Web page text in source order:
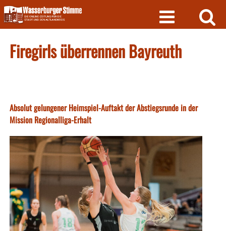
Skip
to
content
Firegirls überrennen Bayreuth
Absolut gelungener Heimspiel-Auftakt der Abstiegsrunde in der
Mission Regionalliga-Erhalt